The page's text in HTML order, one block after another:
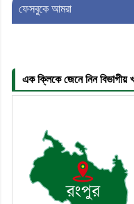
৮।
সভা
ফেসবুকে আমরা
এক ক্লিকে জেনে নিন বিভাগীয়